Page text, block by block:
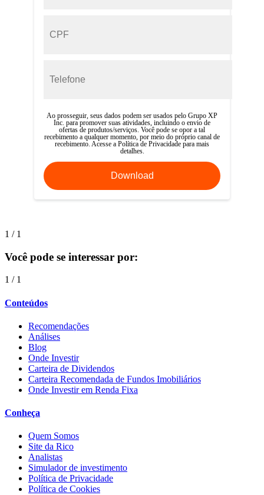
Ao prosseguir, seus dados podem ser usados pelo Grupo XP
Inc. para promover suas atividades, incluindo o envio de
ofertas de produtos/serviços. Você pode se opor a tal
recebimento a qualquer momento, por meio do próprio canal de
recebimento. Acesse a Política de Privacidade para mais
detalhes.
1 / 1
Você pode se interessar por:
1 / 1
Conteúdos
Recomendações
Análises
Blog
Onde Investir
Carteira de Dividendos
Carteira Recomendada de Fundos Imobiliários
Onde Investir em Renda Fixa
Conheça
Quem Somos
Site da Rico
Analistas
Simulador de investimento
Política de Privacidade
Política de Cookies